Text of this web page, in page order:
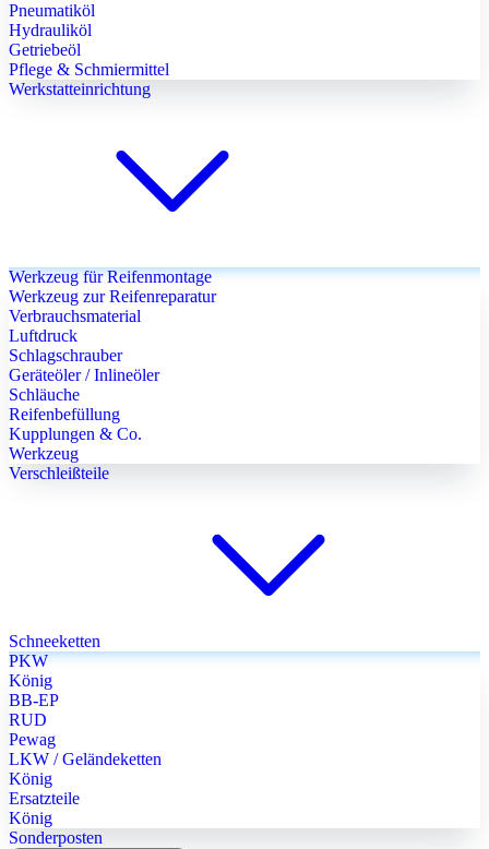
Pneumatiköl
Hydrauliköl
Getriebeöl
Pflege & Schmiermittel
Werkstatteinrichtung
Werkzeug für Reifenmontage
Werkzeug zur Reifenreparatur
Verbrauchsmaterial
Luftdruck
Schlagschrauber
Geräteöler / Inlineöler
Schläuche
Reifenbefüllung
Kupplungen & Co.
Werkzeug
Verschleißteile
Schneeketten
PKW
König
BB-EP
RUD
Pewag
LKW / Geländeketten
König
Ersatzteile
König
Sonderposten